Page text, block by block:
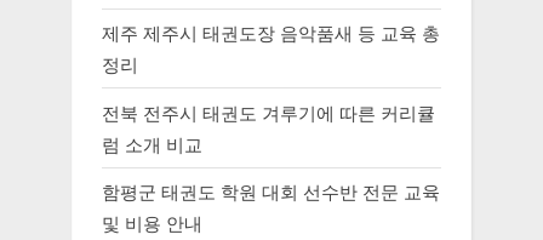
제주 제주시 태권도장 음악품새 등 교육 총
정리
전북 전주시 태권도 겨루기에 따른 커리큘
럼 소개 비교
함평군 태권도 학원 대회 선수반 전문 교육
및 비용 안내